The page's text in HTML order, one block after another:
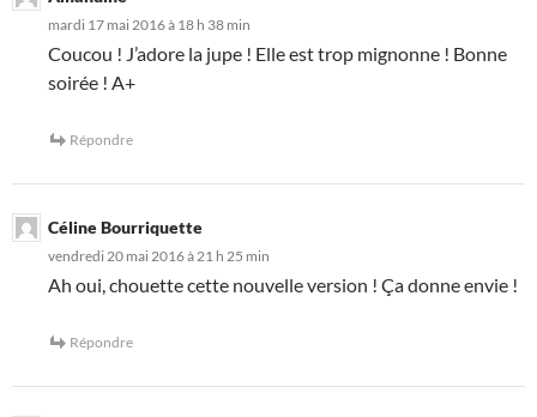
mardi 17 mai 2016 à 18 h 38 min
Coucou ! J’adore la jupe ! Elle est trop mignonne ! Bonne
soirée ! A+
Répondre
Céline Bourriquette
vendredi 20 mai 2016 à 21 h 25 min
Ah oui, chouette cette nouvelle version ! Ça donne envie !
Répondre